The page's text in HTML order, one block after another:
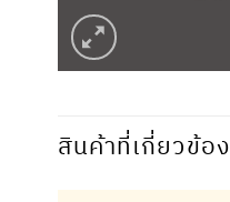
สินค้าที่เกี่ยวข้อง